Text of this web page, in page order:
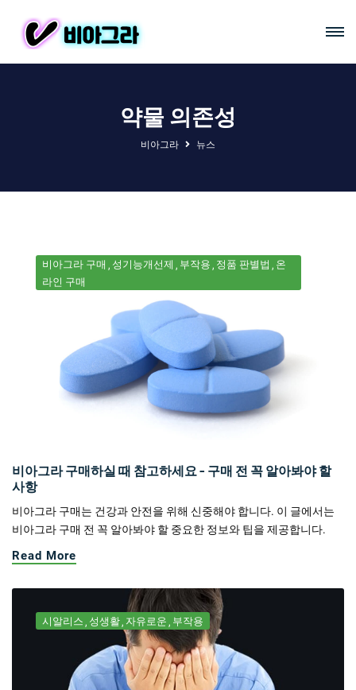
약물 의존성
비아그라 뉴스
비아그라 구매 성기능개선제 부작용 정품 판별법
온
라인 구매
비아그라 구매하실 때 참고하세요 - 구매 전 꼭 알아봐야 할
사항
비아그라 구매는 건강과 안전을 위해 신중해야 합니다. 이 글에서는
비아그라 구매 전 꼭 알아봐야 할 중요한 정보와 팁을 제공합니다.
Read More
시알리스 성생활 자유로운 부작용